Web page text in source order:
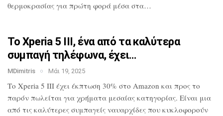
θερμοκρασίας για πρώτη φορά μέσα στα…
Το Xperia 5 III, ένα από τα καλύτερα
συμπαγή τηλέφωνα, έχει…
MDimitris Μάι 19, 2025
Το Xperia 5 III έχει έκπτωση 30% στο Amazon και προς το
παρόν πωλείται για χρήματα μεσαίας κατηγορίας. Είναι μια
από τις καλύτερες συμπαγείς ναυαρχίδες που κυκλοφορούν